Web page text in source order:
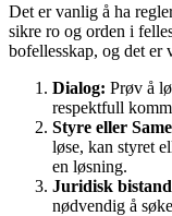
Det er vanlig å ha
sikre ro og orden i
bofellesskap, og det
Dialog: Prøv å
respektfull
Styre eller
løse, kan styret
en løsning.
Juridisk
nødvendig å